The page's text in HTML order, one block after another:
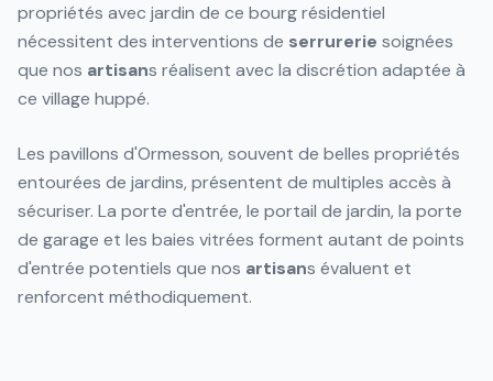
propriétés avec jardin de ce bourg résidentiel
nécessitent des interventions de serrurerie soignées
que nos artisans réalisent avec la discrétion adaptée à
ce village huppé.
Les pavillons d'Ormesson, souvent de belles propriétés
entourées de jardins, présentent de multiples accès à
sécuriser. La porte d'entrée, le portail de jardin, la porte
de garage et les baies vitrées forment autant de points
d'entrée potentiels que nos artisans évaluent et
renforcent méthodiquement.